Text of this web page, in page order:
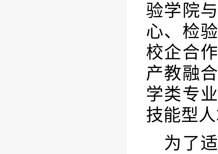
验学院
心、检
校企合
产教融
学类专
技能型
为了